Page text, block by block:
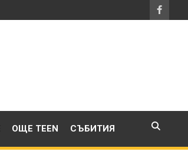
ОЩЕ TEEN СЪБИТИЯ